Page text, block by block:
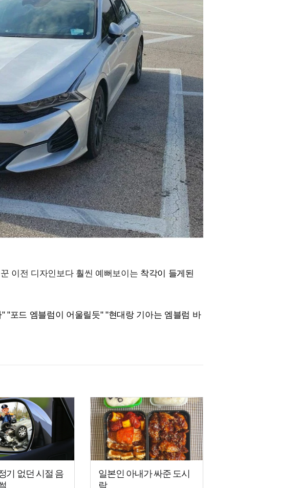
이전 디자인보다 훨씬 예뻐보이는 착각이 들게된
"포드 엠블럼이 어울릴듯" "현대랑 기아는 엠블럼 바
기 없던 시절 음
일본인 아내가 싸준 도시
락